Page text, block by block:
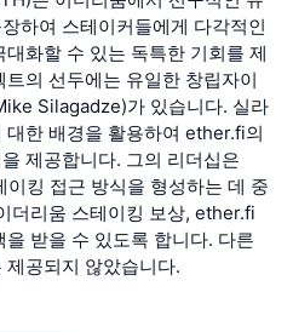
하여 스테이커들에게 다각적인
화할 수 있는 독특한 기회를 제
의 선두에는 유일한 창립자이
Silagadze)가 있습니다. 실라
한 배경을 활용하여 ether.fi의
제공합니다. 그의 리더십은
킹 접근 방식을 형성하는 데 중
더리움 스테이킹 보상, ether.fi
받을 수 있도록 합니다. 다른
공되지 않았습니다.